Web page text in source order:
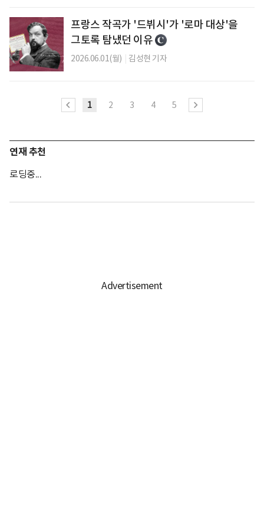
프랑스 작곡가 '드뷔시'가 '로마 대상'을
그토록 탐냈던 이유
2026.06.01(월) 김성현 기자
1 2 3 4 5
연재 추천
로딩중...